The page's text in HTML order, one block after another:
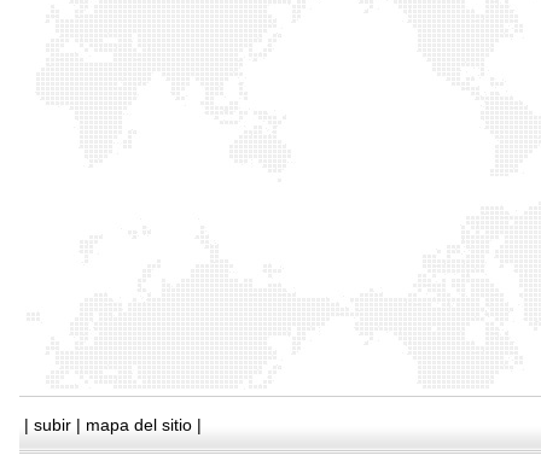
| subir | mapa del sitio |